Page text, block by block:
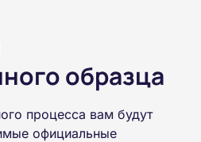
образца
процесса вам будут
официальные